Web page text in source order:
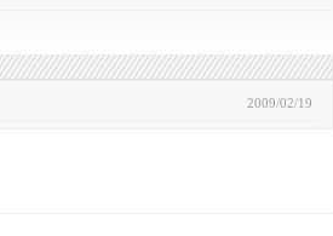
2009/02/19